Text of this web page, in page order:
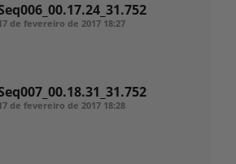
de fevereiro de 2017 18:27
de fevereiro de 2017 18:28